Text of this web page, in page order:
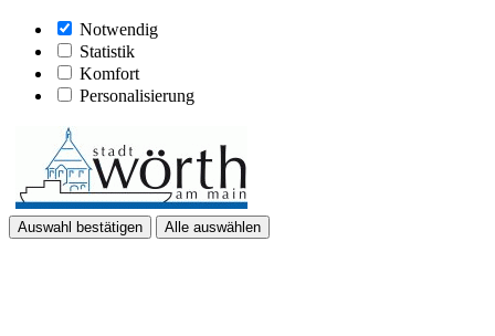
Notwendig
Statistik
Komfort
Personalisierung
Auswahl bestätigen Alle auswählen